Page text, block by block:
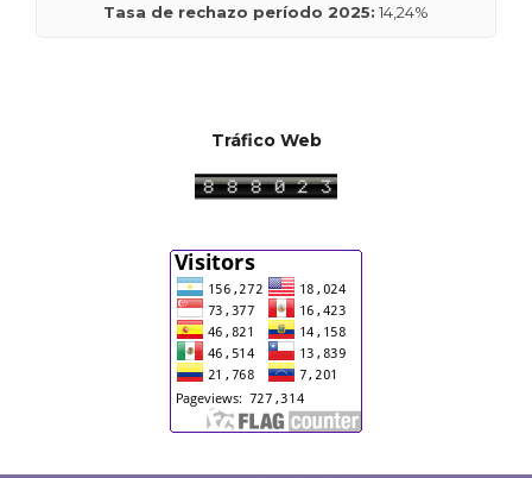
Tasa de rechazo período 2025: 14,24%
Tráfico Web